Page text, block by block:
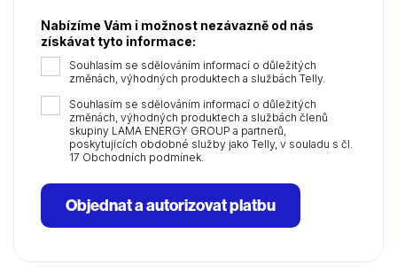
Nabízíme Vám i možnost nezávazně od nás
získávat tyto informace:
Souhlasím se sdělováním informací o důležitých
změnách, výhodných produktech a službách Telly.
Souhlasím se sdělováním informací o důležitých
změnách, výhodných produktech a službách členů
skupiny LAMA ENERGY GROUP a partnerů,
poskytujících obdobné služby jako Telly, v souladu s čl.
17 Obchodních podmínek.
Objednat a autorizovat platbu